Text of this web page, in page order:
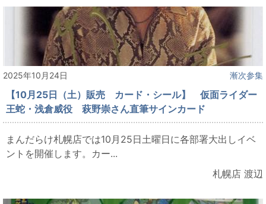
2025年10月24日 漸次参集
【10月25日（土）販売 カード・シール】 仮面ライダー
王蛇・浅倉威役 萩野崇さん直筆サインカード
まんだらけ札幌店では10月25日土曜日に各部署大出しイベ
ントを開催します。カー...
札幌店 渡辺